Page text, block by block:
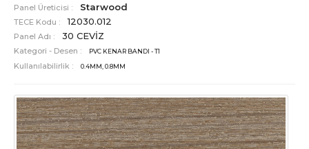
Panel Üreticisi : Starwood
TECE Kodu : 12030.012
Panel Adı : 30 CEVİZ
Kategori - Desen : PVC KENAR BANDI - T1
Kullanılabilirlik : 0.4MM, 0.8MM